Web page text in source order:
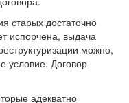
старых достаточно
испорчена, выдача
можно,
условие. Договор
адекватно